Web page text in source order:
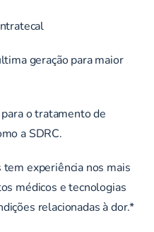
geração para maior
o tratamento de
a SDRC.
experiência nos mais
médicos e tecnologias
relacionadas à dor.*